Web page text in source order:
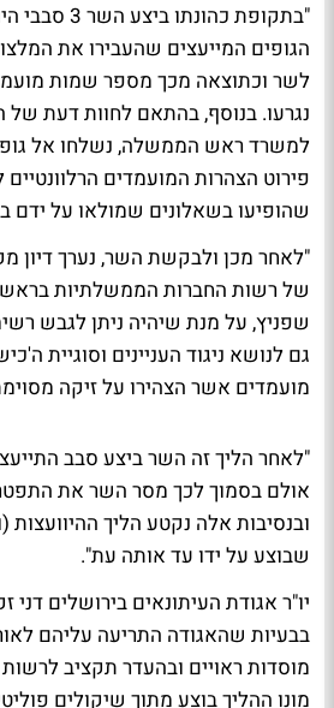
הגופים המייעצים שהעבירו את
לשר וכתוצאה מכך מספר שמות
נגרעו. בנוסף, בהתאם לחוות דעת
למשרד ראש הממשלה, נשלחו אל
פירוט הצהרות המועמדים
שהופיעו בשאלונים שמולאו על ידם
"לאחר מכן ולבקשת השר, נערך דיון
של רשות החברות הממשלתיות
שפניץ, על מנת שיהיה ניתן לגבש
גם לנושא ניגוד העניינים וסוגיית
מועמדים אשר הצהירו על זיקה
"לאחר הליך זה השר ביצע סבב
אולם בסמוך לכך מסר השר את
ובנסיבות אלה נקטע הליך ההיוועצות
שבוצע על ידו עד אותה עת".
יו"ר אגודת העיתונאים בירושלים דני
בבעיות שהאגודה התריעה עליהם
מוסדות ראויים ובהעדר תקציב
מונו ההליך בוצע מתוך שיקולים